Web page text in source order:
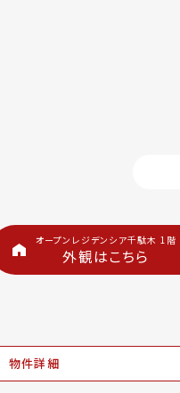
オープンレジデンシア千駄木 1階
外観はこちら
物件詳細